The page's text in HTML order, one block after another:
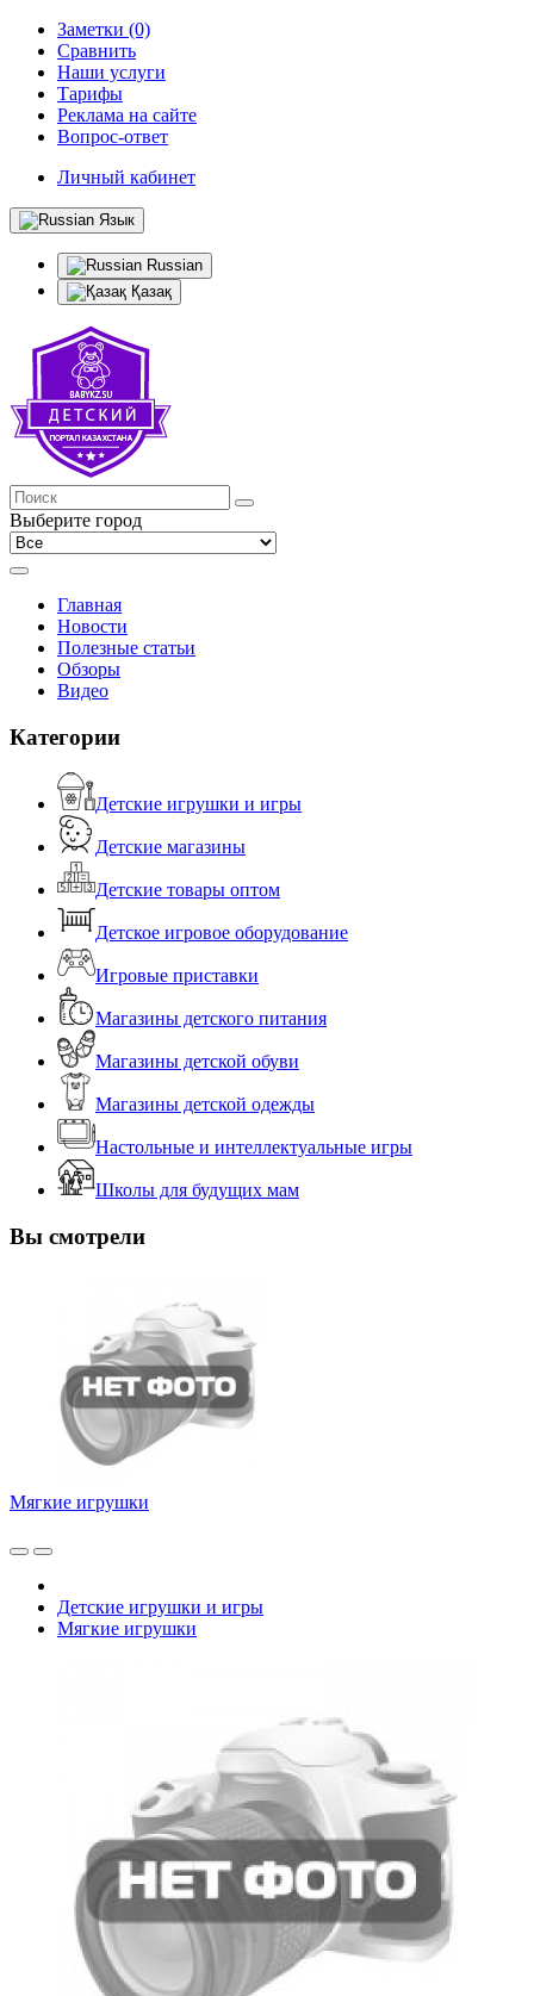
Заметки (0)
Сравнить
Наши услуги
Тарифы
Реклама на сайте
Вопрос-ответ
Личный кабинет
Язык
Russian
Қазақ
Выберите город
Главная
Новости
Полезные статьи
Обзоры
Видео
Категории
Детские игрушки и игры
Детские магазины
Детские товары оптом
Детское игровое оборудование
Игровые приставки
Магазины детского питания
Магазины детской обуви
Магазины детской одежды
Настольные и интеллектуальные игры
Школы для будущих мам
Вы смотрели
Мягкие игрушки
Детские игрушки и игры
Мягкие игрушки